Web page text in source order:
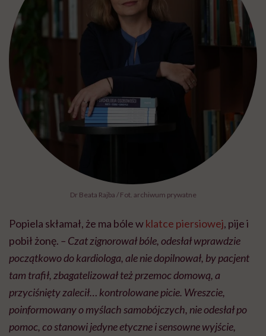
Dr Beata Rajba / Fot. archiwum prywatne
Popiela skłamał, że ma bóle wklatce piersiowej, pije i
pobił żonę. – Czat zignorował bóle, odesłał wprawdzie
początkowo do kardiologa, ale nie dopilnował, by pacjent
tam trafił, zbagatelizował też przemoc domową, a
przyciśnięty zalecił… kontrolowane picie. Wreszcie,
poinformowany o myślach samobójczych, nie odesłał po
pomoc, co stanowi jedyne etyczne i sensowne wyjście,